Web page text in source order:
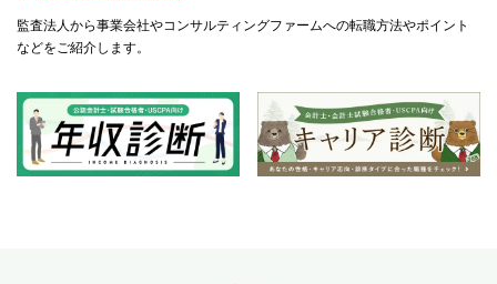
監査法人から事業会社やコンサルティングファームへの転職方法やポイント
などをご紹介します。